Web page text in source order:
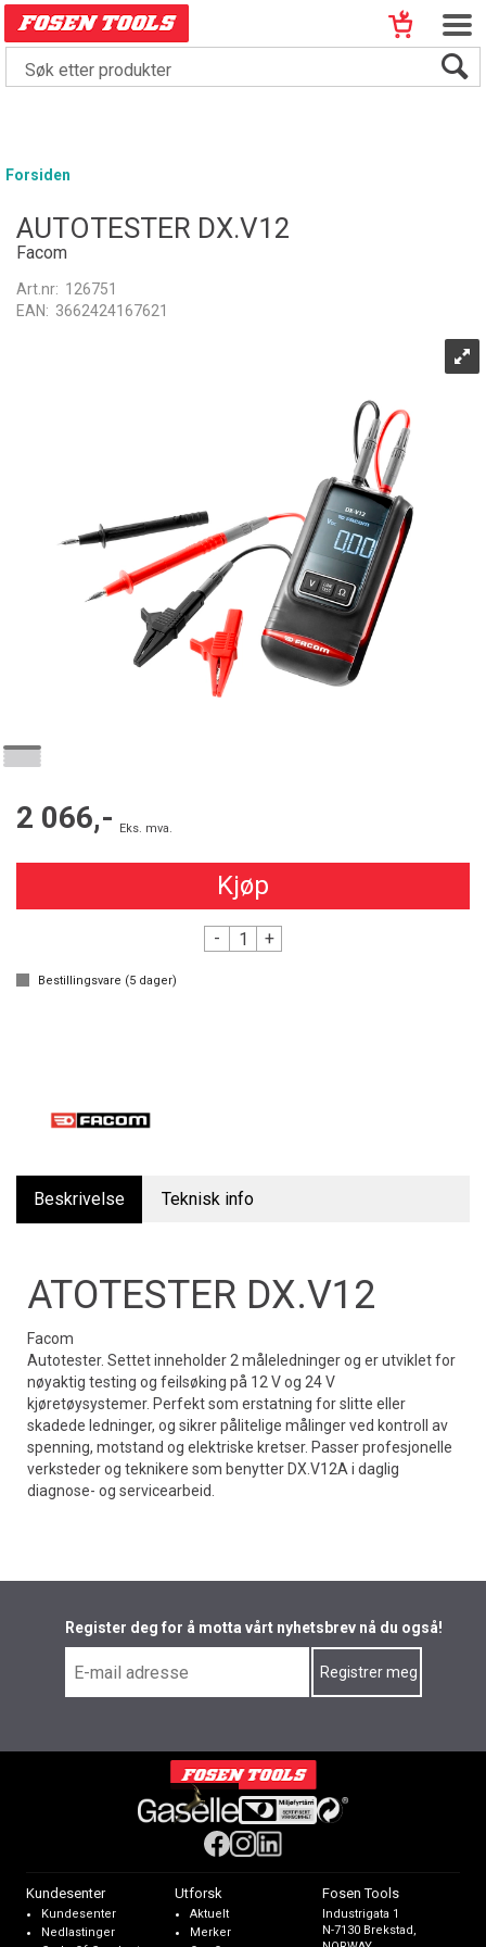
Forsiden
AUTOTESTER DX.V12
Facom
Art.nr: 126751
EAN: 3662424167621
2 066,- Eks. mva.
Kjøp
- +
Bestillingsvare (5 dager)
Beskrivelse Teknisk info
ATOTESTER DX.V12
Facom
Autotester. Settet inneholder 2 måleledninger og er utviklet for
nøyaktig testing og feilsøking på 12 V og 24 V
kjøretøysystemer. Perfekt som erstatning for slitte eller
skadede ledninger, og sikrer pålitelige målinger ved kontroll av
spenning, motstand og elektriske kretser. Passer profesjonelle
verksteder og teknikere som benytter DX.V12A i daglig
diagnose- og servicearbeid.
Register deg for å motta vårt nyhetsbrev nå du også!
Kundesenter
Kundesenter
Nedlastinger
Utforsk
Aktuelt
Merker
Fosen Tools
Industrigata 1
N-7130 Brekstad,